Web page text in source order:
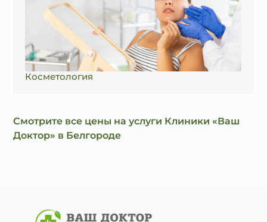
Косметология
Смотрите все цены на услуги Клиники «Ваш
Доктор» в Белгороде